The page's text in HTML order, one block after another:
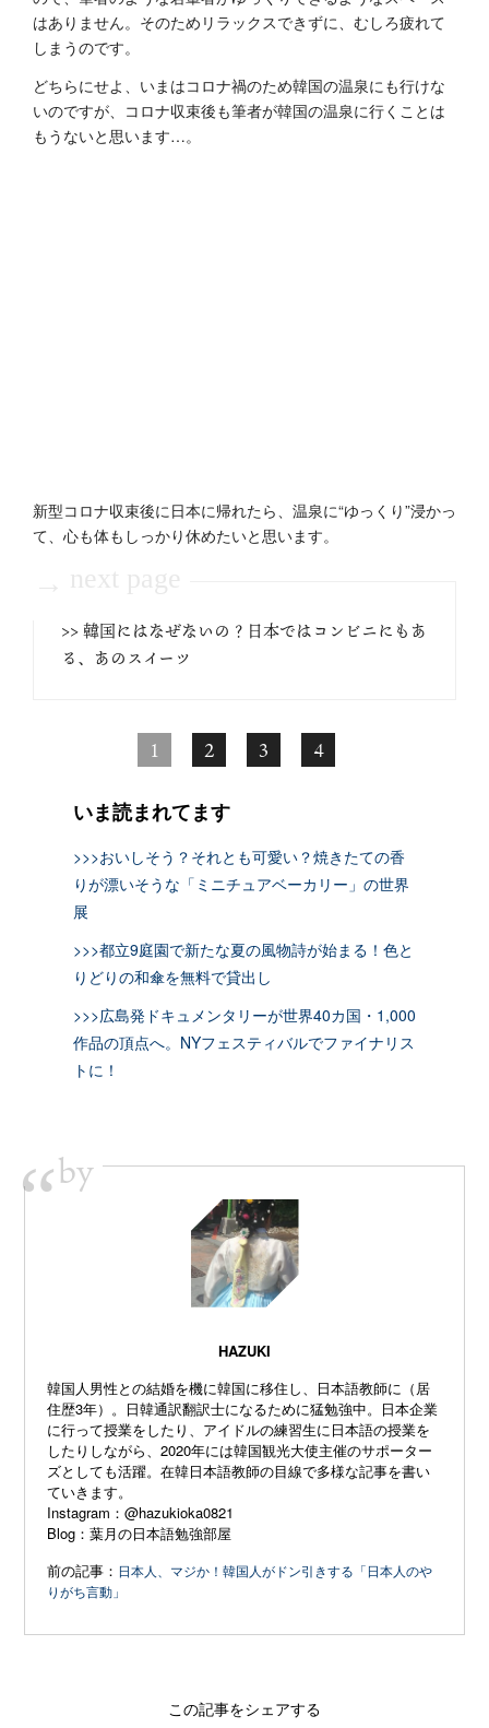
はありません。そのためリラックスできずに、むしろ疲れて
しまうのです。
どちらにせよ、いまはコロナ禍のため韓国の温泉にも行けな
いのですが、コロナ収束後も筆者が韓国の温泉に行くことは
もうないと思います…。
新型コロナ収束後に日本に帰れたら、温泉に“ゆっくり”浸かっ
て、心も体もしっかり休めたいと思います。
>> 韓国にはなぜないの？日本ではコンビニにもあ
る、あのスイーツ
1 2 3 4
いま読まれてます
>>>おいしそう？それとも可愛い？焼きたての香
りが漂いそうな「ミニチュアベーカリー」の世界
展
>>>都立9庭園で新たな夏の風物詩が始まる！色と
りどりの和傘を無料で貸出し
>>>広島発ドキュメンタリーが世界40カ国・1,000
作品の頂点へ。NYフェスティバルでファイナリス
トに！
“by
HAZUKI
韓国人男性との結婚を機に韓国に移住し、日本語教師に（居
住歴3年）。日韓通訳翻訳士になるために猛勉強中。日本企業
に行って授業をしたり、アイドルの練習生に日本語の授業を
したりしながら、2020年には韓国観光大使主催のサポーター
ズとしても活躍。在韓日本語教師の目線で多様な記事を書い
ていきます。
Instagram：@hazukioka0821
Blog：葉月の日本語勉強部屋
前の記事： 日本人、マジか！韓国人がドン引きする「日本人のや
りがち言動」
この記事をシェアする